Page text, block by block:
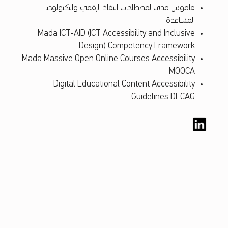
قاموس مدى لمصطلحات النفاذ الرقمي والتكنولوجيا
المساعدة
Mada ICT-AID (ICT Accessibility and Inclusive
Design) Competency Framework
Mada Massive Open Online Courses Accessibility
MOOCA
Digital Educational Content Accessibility
Guidelines DECAG